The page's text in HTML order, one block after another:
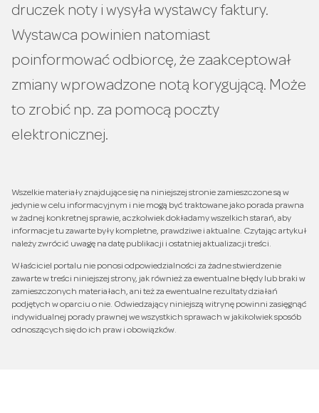
druczek noty i wysyła wystawcy faktury.
Wystawca powinien natomiast
poinformować odbiorcę, że zaakceptował
zmiany wprowadzone notą korygującą. Może
to zrobić np. za pomocą poczty
elektronicznej.
Wszelkie materiały znajdujące się na niniejszej stronie zamieszczone są w
jedynie w celu informacyjnym i nie mogą być traktowane jako porada prawna
w żadnej konkretnej sprawie, aczkolwiek dokładamy wszelkich starań, aby
informacje tu zawarte były kompletne, prawdziwe i aktualne. Czytając artykuł
należy zwrócić uwagę na datę publikacji i ostatniej aktualizacji treści.
Właściciel portalu nie ponosi odpowiedzialności za żadne stwierdzenie
zawarte w treści niniejszej strony, jak również za ewentualne błędy lub braki w
zamieszczonych materiałach, ani też za ewentualne rezultaty działań
podjętych w oparciu o nie. Odwiedzający niniejszą witrynę powinni zasięgnąć
indywidualnej porady prawnej we wszystkich sprawach w jakikolwiek sposób
odnoszących się do ich praw i obowiązków.